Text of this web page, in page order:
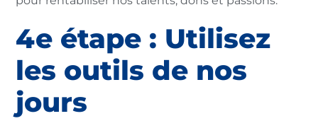
4e étape : Utilisez
les outils de nos
jours